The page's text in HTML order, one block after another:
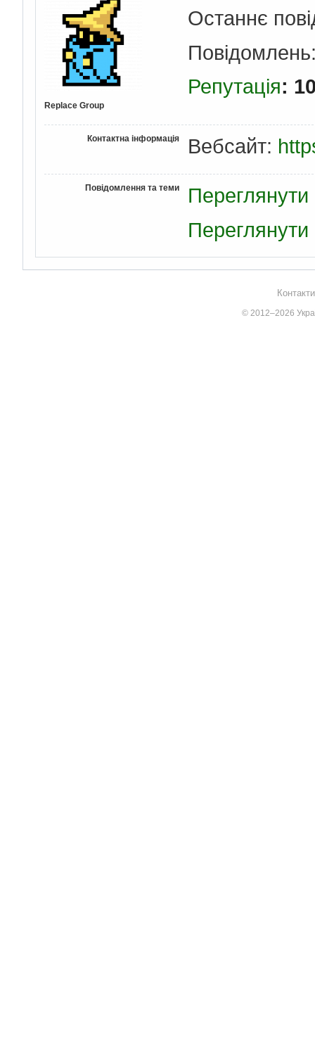
Replace Group
Останнє
Репутація:
Контактна інформація Вебсайт:
Повідомлення та теми
Переглянути
Переглянути
© 2012–2026